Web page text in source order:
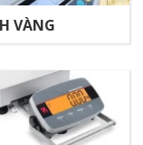
VÀNG